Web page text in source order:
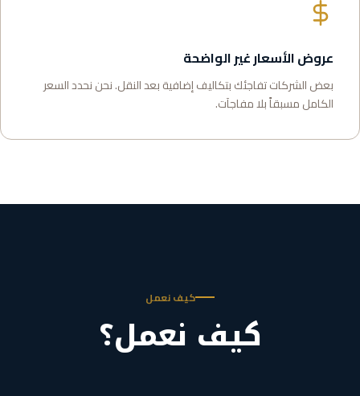
عروض الأسعار غير الواضحة
بعض الشركات تفاجئك بتكاليف إضافية بعد النقل. نحن نحدد السعر
الكامل مسبقاً بلا مفاجآت.
كيف نعمل
كيف نعمل؟